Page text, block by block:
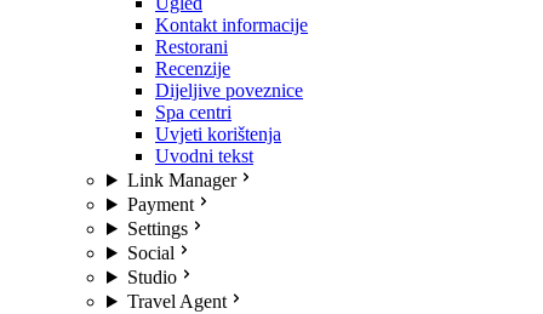
Kontakt informacije
Restorani
Recenzije
Dijeljive poveznice
Spa centri
Uvjeti korištenja
Uvodni tekst
Link Manager
Payment
Settings
Social
Studio
Travel Agent